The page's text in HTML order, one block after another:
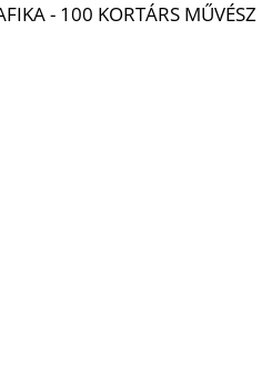
- 100 KORTÁRS MŰVÉSZ